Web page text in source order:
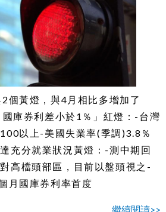
個黃燈，與4月相比多增加了
國庫券利差小於1％」紅燈：-台灣
以上-美國失業率(季調)3.8％
充分就業狀況黃燈：-測中期回
高檔頭部區，目前以盤頭視之-
月國庫券利率首度
繼續閱讀>>